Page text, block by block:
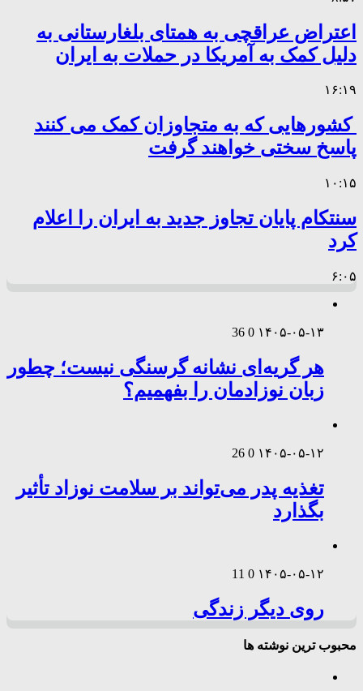
اعتراض عراقچی به همتای بلغارستانی به
دلیل کمک به آمریکا در حملات به ایران
۱۶:۱۹
کشورهایی که به متجاوزان کمک می کنند
پاسخ سختی خواهند گرفت
۱۰:۱۵
سنتکام پایان تجاوز جدید به ایران را اعلام
کرد
۶:۰۵
۱۴۰۵-۰۵-۱۳ 0
36
هر گریه‌ای نشانه گرسنگی نیست؛ چطور
زبان نوزادمان را بفهمیم؟
۱۴۰۵-۰۵-۱۲ 0
26
تغذیه پدر می‌تواند بر سلامت نوزاد تأثیر
بگذارد
۱۴۰۵-۰۵-۱۲ 0
11
روی دیگر زندگی
محبوب ترین نوشته ها